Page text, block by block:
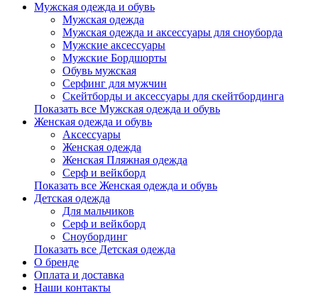
Мужская одежда и обувь
Мужская одежда
Мужская одежда и аксессуары для сноуборда
Мужские аксессуары
Мужские Бордшорты
Обувь мужская
Серфинг для мужчин
Скейтборды и аксессуары для скейтбординга
Показать все Мужская одежда и обувь
Женская одежда и обувь
Аксессуары
Женская одежда
Женская Пляжная одежда
Серф и вейкборд
Показать все Женская одежда и обувь
Детская одежда
Для мальчиков
Серф и вейкборд
Сноубординг
Показать все Детская одежда
О бренде
Оплата и доставка
Наши контакты